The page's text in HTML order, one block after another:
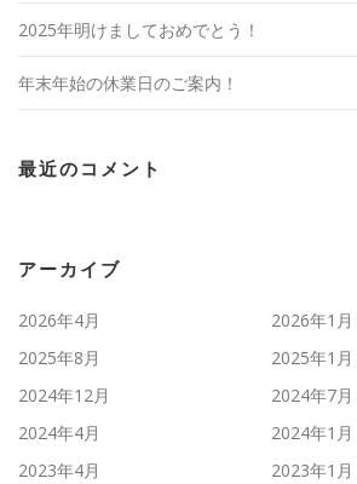
2025年明けましておめでとう！
年末年始の休業日のご案内！
最近のコメント
アーカイブ
2026年4月
2026年1月
2025年8月
2025年1月
2024年12月
2024年7月
2024年4月
2024年1月
2023年4月
2023年1月